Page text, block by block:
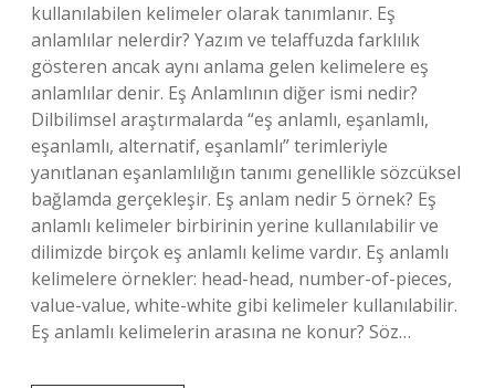
kullanılabilen kelimeler olarak tanımlanır. Eş
anlamlılar nelerdir? Yazım ve telaffuzda farklılık
gösteren ancak aynı anlama gelen kelimelere eş
anlamlılar denir. Eş Anlamlının diğer ismi nedir?
Dilbilimsel araştırmalarda “eş anlamlı, eşanlamlı,
eşanlamlı, alternatif, eşanlamlı” terimleriyle
yanıtlanan eşanlamlılığın tanımı genellikle sözcüksel
bağlamda gerçekleşir. Eş anlam nedir 5 örnek? Eş
anlamlı kelimeler birbirinin yerine kullanılabilir ve
dilimizde birçok eş anlamlı kelime vardır. Eş anlamlı
kelimelere örnekler: head-head, number-of-pieces,
value-value, white-white gibi kelimeler kullanılabilir.
Eş anlamlı kelimelerin arasına ne konur? Söz…